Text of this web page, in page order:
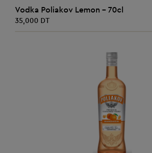
AJOUTER AU PANIER
Vodka Poliakov Lemon - 70cl
35,000 DT